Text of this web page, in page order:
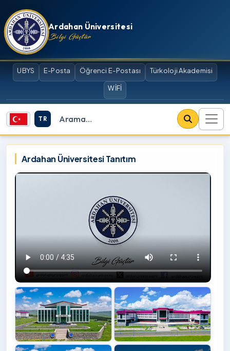
İçeriğe atla
Ardahan Üniversitesi
Bilgi Güçtür
UBYS E-Posta Öğrenci E-Postası Türkoloji Akademisi
WİFİ
TR
Site içi arama
Ardahan Üniversitesi
Ardahan Üniversitesi Tanıtım